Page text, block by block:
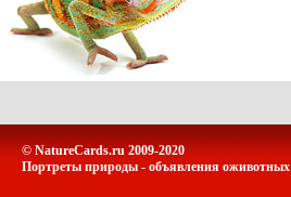
© NatureCards.ru 2009-2020
Портреты природы - объявления оживотных